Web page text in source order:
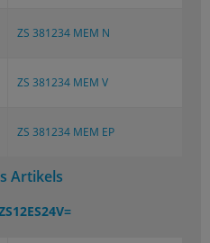
ZS 381234 MEM N
ZS 381234 MEM V
ZS 381234 MEM EP
Artikels